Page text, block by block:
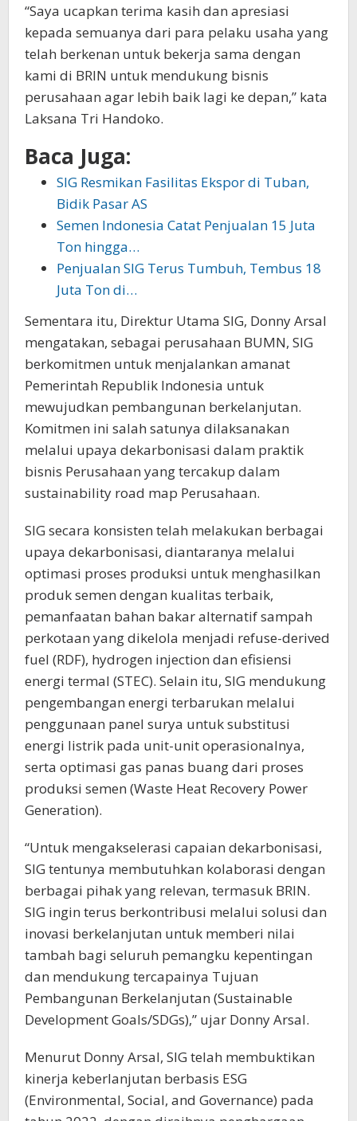
“Saya ucapkan terima kasih dan apresiasi
kepada semuanya dari para pelaku usaha yang
telah berkenan untuk bekerja sama dengan
kami di BRIN untuk mendukung bisnis
perusahaan agar lebih baik lagi ke depan,” kata
Laksana Tri Handoko.
Baca Juga:
SIG Resmikan Fasilitas Ekspor di Tuban,
Bidik Pasar AS
Semen Indonesia Catat Penjualan 15 Juta
Ton hingga…
Penjualan SIG Terus Tumbuh, Tembus 18
Juta Ton di…
Sementara itu, Direktur Utama SIG, Donny Arsal
mengatakan, sebagai perusahaan BUMN, SIG
berkomitmen untuk menjalankan amanat
Pemerintah Republik Indonesia untuk
mewujudkan pembangunan berkelanjutan.
Komitmen ini salah satunya dilaksanakan
melalui upaya dekarbonisasi dalam praktik
bisnis Perusahaan yang tercakup dalam
sustainability road map Perusahaan.
SIG secara konsisten telah melakukan berbagai
upaya dekarbonisasi, diantaranya melalui
optimasi proses produksi untuk menghasilkan
produk semen dengan kualitas terbaik,
pemanfaatan bahan bakar alternatif sampah
perkotaan yang dikelola menjadi refuse-derived
fuel (RDF), hydrogen injection dan efisiensi
energi termal (STEC). Selain itu, SIG mendukung
pengembangan energi terbarukan melalui
penggunaan panel surya untuk substitusi
energi listrik pada unit-unit operasionalnya,
serta optimasi gas panas buang dari proses
produksi semen (Waste Heat Recovery Power
Generation).
“Untuk mengakselerasi capaian dekarbonisasi,
SIG tentunya membutuhkan kolaborasi dengan
berbagai pihak yang relevan, termasuk BRIN.
SIG ingin terus berkontribusi melalui solusi dan
inovasi berkelanjutan untuk memberi nilai
tambah bagi seluruh pemangku kepentingan
dan mendukung tercapainya Tujuan
Pembangunan Berkelanjutan (Sustainable
Development Goals/SDGs),” ujar Donny Arsal.
Menurut Donny Arsal, SIG telah membuktikan
kinerja keberlanjutan berbasis ESG
(Environmental, Social, and Governance) pada